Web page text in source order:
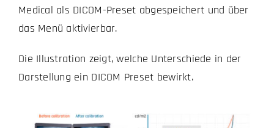
Medical als DICOM-Preset abgespeichert und über
das Menü aktivierbar.
Die Illustration zeigt, welche Unterschiede in der
Darstellung ein DICOM Preset bewirkt.